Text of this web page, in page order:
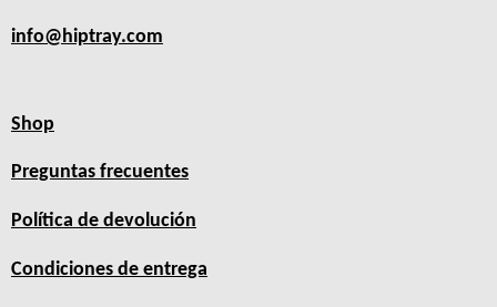
info@hiptray.com
Shop
Preguntas frecuentes
Política de devolución
Condiciones de entrega